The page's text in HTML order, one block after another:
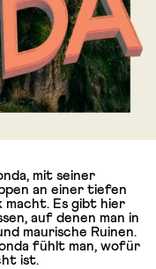
mit seiner
an einer tiefen
macht. Es gibt hier
auf denen man in
maurische Ruinen.
fühlt man, wofür
ist.